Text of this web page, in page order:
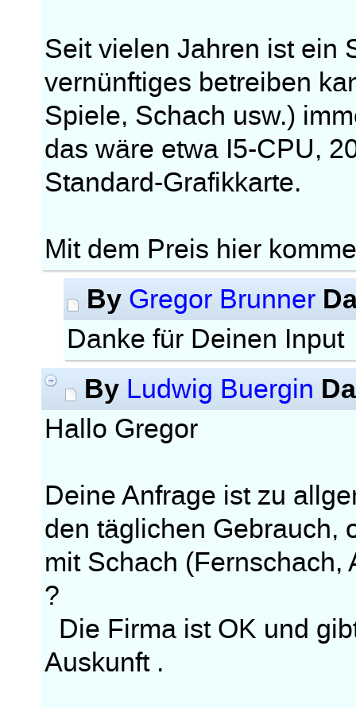
Seit vielen Jahren ist ein
vernünftiges betreiben
Spiele, Schach usw.)
das wäre etwa I5-CPU,
Standard-Grafikkarte.
Mit dem Preis hier
By Gregor Brunner
Danke für Deinen
By Ludwig Buergin
Hallo Gregor
Deine Anfrage ist zu
den täglichen Gebrauch,
mit Schach
?
Die Firma ist OK und
Auskunft .